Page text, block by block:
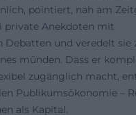
pointiert, nah am
private Anekdoten mit
Debatten und veredelt sie
münden. Dass er
zugänglich macht,
Publikumsökonomie –
als Kapital.